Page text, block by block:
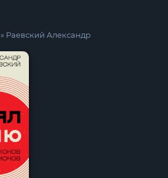
» Раевский Александр